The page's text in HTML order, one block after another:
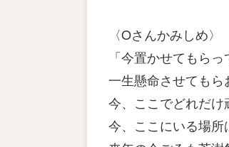
〈Oさんかみしめ〉
「今置かせてもら
一生懸命させてもら
今、ここでどれだけ
今、ここにいる場所